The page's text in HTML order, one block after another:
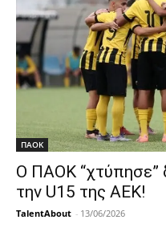
ΠΑΟΚ
Ο ΠΑΟΚ “χτύπησε”
την U15 της ΑΕΚ!
TalentAbout - 13/06/2026